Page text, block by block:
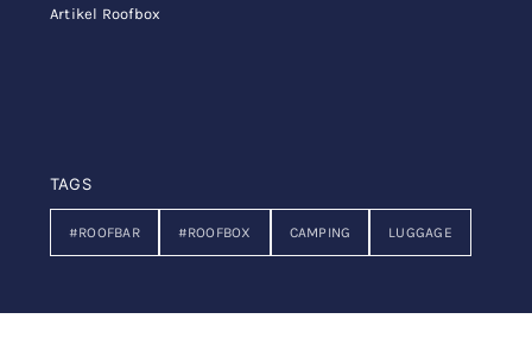
Artikel Roofbox
TAGS
#ROOFBAR #ROOFBOX CAMPING LUGGAGE